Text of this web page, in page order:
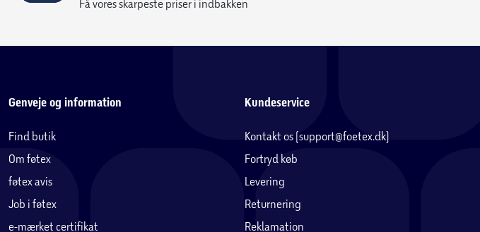
Få vores skarpeste priser i indbakken
Genveje og information
Find butik
Om føtex
føtex avis
Job i føtex
e-mærket certifikat
Kundeservice
Kontakt os (support@foetex.dk)
Fortryd køb
Levering
Returnering
Reklamation